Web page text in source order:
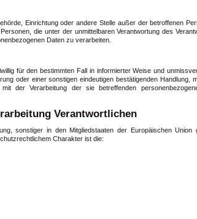
Einrichtung oder andere Stelle außer der betroffenen
die unter der unmittelbaren Verantwortung des
Daten zu verarbeiten.
für den bestimmten Fall in informierter Weise und
oder einer sonstigen eindeutigen bestätigenden Handlung,
der Verarbeitung der sie betreffenden
Verantwortlichen
sonstiger in den Mitgliedstaaten der Europäischen Union
Charakter ist die: